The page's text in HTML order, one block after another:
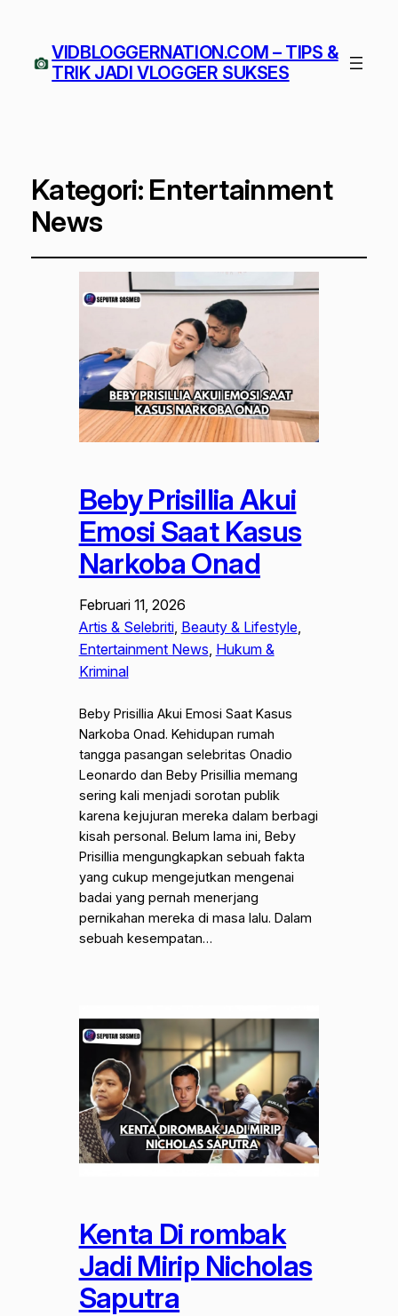
VIDBLOGGERNATION.COM – TIPS &
TRIK JADI VLOGGER SUKSES
Kategori: Entertainment
News
Beby Prisillia Akui
Emosi Saat Kasus
Narkoba Onad
Februari 11, 2026
Artis & Selebriti, Beauty & Lifestyle
Entertainment News, Hukum &
Kriminal
Beby Prisillia Akui Emosi Saat Kasus
Narkoba Onad. Kehidupan rumah
tangga pasangan selebritas Onadio
Leonardo dan Beby Prisillia memang
sering kali menjadi sorotan publik
karena kejujuran mereka dalam berbagi
kisah personal. Belum lama ini, Beby
Prisillia mengungkapkan sebuah fakta
yang cukup mengejutkan mengenai
badai yang pernah menerjang
pernikahan mereka di masa lalu. Dalam
sebuah kesempatan…
Kenta Di rombak
Jadi Mirip Nicholas
Saputra